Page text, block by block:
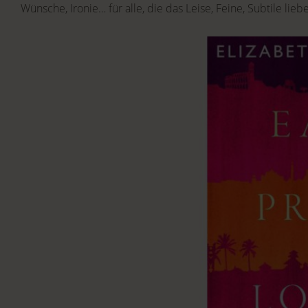
Wünsche, Ironie… für alle, die das Leise, Feine, Subtile